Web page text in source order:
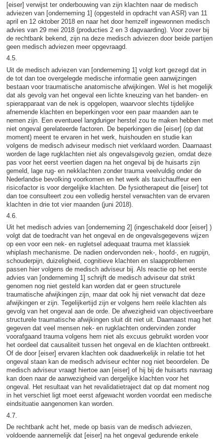
[eiser] verwijst ter onderbouwing van zijn klachten naar de medisch
adviezen van [onderneming 1] (opgesteld in opdracht van ASR) van 11
april en 12 oktober 2018 en naar het door hemzelf ingewonnen medisch
advies van 29 mei 2018 (producties 2 en 3 dagvaarding). Voor zover bij
de rechtbank bekend, zijn na deze medisch adviezen door beide partijen
geen medisch adviezen meer opgevraagd.
4.5.
Uit de medisch adviezen van [onderneming 1] volgt kort gezegd dat in
de tot dan toe overgelegde medische informatie geen aanwijzingen
bestaan voor traumatische anatomische afwijkingen. Wel is het mogelijk
dat als gevolg van het ongeval een lichte kneuzing van het banden- en
spierapparaat van de nek is opgelopen, waarvoor slechts tijdelijke
afnemende klachten en beperkingen voor een paar maanden aan te
nemen zijn. Een eventueel langduriger herstel zou te maken hebben met
niet ongeval gerelateerde factoren. De beperkingen die [eiser] (op dat
moment) meent te ervaren in het werk, huishouden en studie kan
volgens de medisch adviseur medisch niet verklaard worden. Daarnaast
worden de lage rugklachten niet als ongevalsgevolg gezien, omdat deze
pas voor het eerst veertien dagen na het ongeval bij de huisarts zijn
gemeld, lage rug- en nekklachten zonder trauma veelvuldig onder de
Nederlandse bevolking voorkomen en het werk als taxichauffeur een
risicofactor is voor dergelijke klachten. De fysiotherapeut die [eiser] tot
dan toe consulteert zou een volledig herstel verwachten van de ervaren
klachten in drie tot vier maanden (juni 2018).
4.6.
Uit het medisch advies van [onderneming 2] (ingeschakeld door [eiser] )
volgt dat de toedracht van het ongeval en de ongevalsgegevens wijzen
op een voor een nek- en rugletsel adequaat trauma met klassiek
whiplash mechanisme. De nadien ondervonden nek-, hoofd-, en rugpijn,
schouderpijn, duizeligheid, cognitieve klachten en slaapproblemen
passen hier volgens de medisch adviseur bij. Als reactie op het eerste
advies van [onderneming 1] schrijft de medisch adviseur dat strikt
genomen nog niet gesteld kan worden dat er geen structurele
traumatische afwijkingen zijn, maar dat ook hij niet verwacht dat deze
afwijkingen er zijn. Tegelijkertijd zijn er volgens hem reële klachten als
gevolg van het ongeval aan de orde. De afwezigheid van objectiveerbare
structurele traumatische afwijkingen sluit dit niet uit. Daarnaast mag het
gegeven dat veel mensen nek- en rugklachten ondervinden zonder
voorafgaand trauma volgens hem niet als excuus gebruikt worden voor
het oordeel dat causaliteit tussen het ongeval en de klachten ontbreekt.
Of de door [eiser] ervaren klachten ook daadwerkelijk in relatie tot het
ongeval staan kan de medisch adviseur echter nog niet beoordelen. De
medisch adviseur vraagt hiertoe aan [eiser] of hij bij de huisarts navraag
kan doen naar de aanwezigheid van dergelijke klachten voor het
ongeval. Het resultaat van het revalidatietraject dat op dat moment nog
in het verschiet ligt moet eerst afgewacht worden voordat een medische
eindsituatie aangenomen kan worden.
4.7.
De rechtbank acht het, mede op basis van de medisch adviezen,
voldoende aannemelijk dat [eiser] na het ongeval gedurende enkele